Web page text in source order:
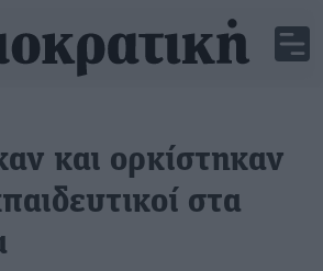
και ορκίστηκαν
στα